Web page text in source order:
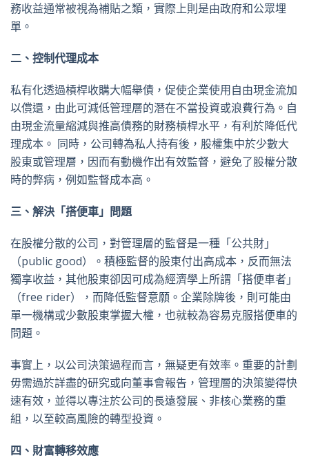
務收益通常被視為補貼之類，實際上則是由政府和公眾埋
單。
二、控制代理成本
私有化透過槓桿收購大幅舉債，促使企業使用自由現金流加
以償還，由此可減低管理層的潛在不當投資或浪費行為。自
由現金流量縮減與推高債務的財務槓桿水平，有利於降低代
理成本。 同時，公司轉為私人持有後，股權集中於少數大
股東或管理層，因而有動機作出有效監督，避免了股權分散
時的弊病，例如監督成本高。
三、解決「搭便車」問題
在股權分散的公司，對管理層的監督是一種「公共財」
（public good）。積極監督的股東付出高成本，反而無法
獨享收益，其他股東卻因可成為經濟學上所謂「搭便車者」
（free rider），而降低監督意願。企業除牌後，則可能由
單一機構或少數股東掌握大權，也就較為容易克服搭便車的
問題。
事實上，以公司決策過程而言，無疑更有效率。重要的計劃
毋需過於詳盡的研究或向董事會報告，管理層的決策變得快
速有效，並得以專注於公司的長遠發展、非核心業務的重
組，以至較高風險的轉型投資。
四、財富轉移效應